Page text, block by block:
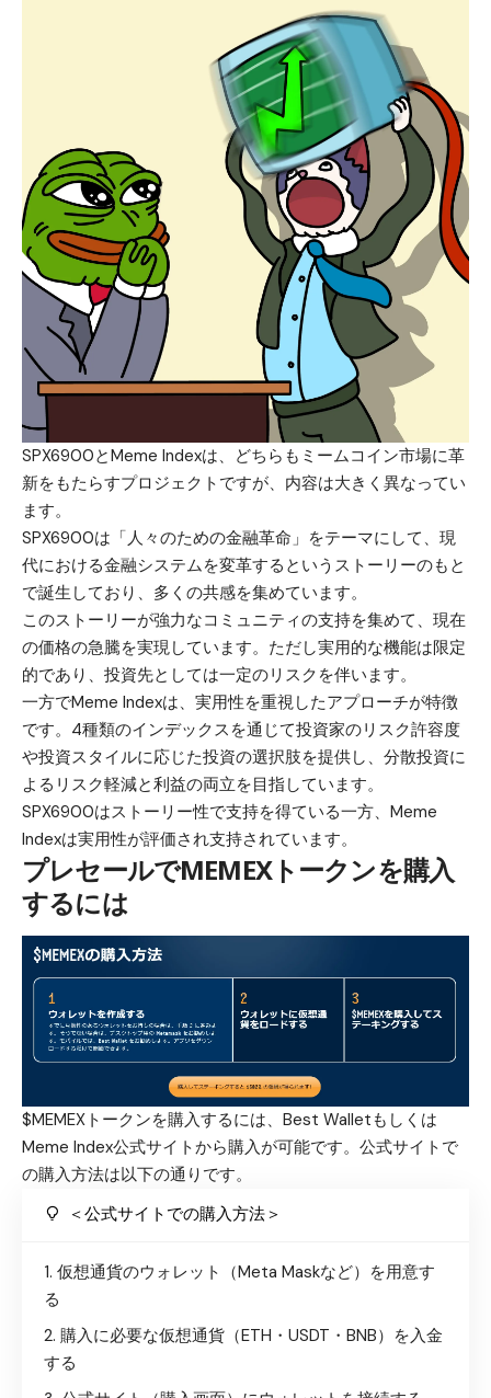
SPX6900とMeme Indexは、どちらもミームコイン市場に革
新をもたらすプロジェクトですが、内容は大きく異なってい
ます。
SPX6900は「人々のための金融革命」をテーマにして、現
代における金融システムを変革するというストーリーのもと
で誕生しており、多くの共感を集めています。
このストーリーが強力なコミュニティの支持を集めて、現在
の価格の急騰を実現しています。ただし実用的な機能は限定
的であり、投資先としては一定のリスクを伴います。
一方でMeme Indexは、実用性を重視したアプローチが特徴
です。4種類のインデックスを通じて投資家のリスク許容度
や投資スタイルに応じた投資の選択肢を提供し、分散投資に
よるリスク軽減と利益の両立を目指しています。
SPX6900はストーリー性で支持を得ている一方、Meme
Indexは実用性が評価され支持されています。
プレセールでMEMEXトークンを購入
するには
$MEMEXトークンを購入するには、 Best Wallet もしくは
Meme Index公式サイトから購入が可能です。公式サイトで
の購入方法は以下の通りです。
＜公式サイトでの購入方法＞
仮想通貨のウォレット（Meta Maskなど）を用意す
る
購入に必要な仮想通貨（ETH・USDT・BNB）を入金
する